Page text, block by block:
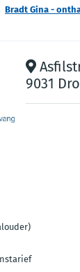
Bradt Gina -
9031